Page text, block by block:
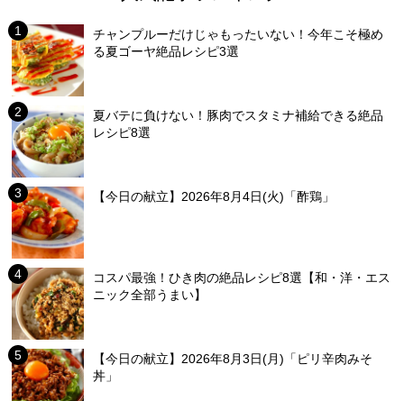
チャンプルーだけじゃもったいない！今年こそ極め
る夏ゴーヤ絶品レシピ3選
夏バテに負けない！豚肉でスタミナ補給できる絶品
レシピ8選
【今日の献立】2026年8月4日(火)「酢鶏」
コスパ最強！ひき肉の絶品レシピ8選【和・洋・エス
ニック全部うまい】
【今日の献立】2026年8月3日(月)「ピリ辛肉みそ
丼」